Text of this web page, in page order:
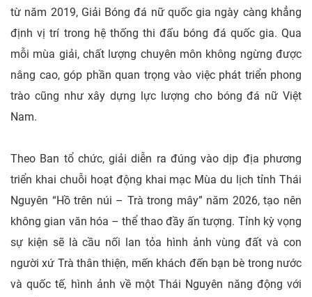
từ năm 2019, Giải Bóng đá nữ quốc gia ngày càng khẳng
định vị trí trong hệ thống thi đấu bóng đá quốc gia. Qua
mỗi mùa giải, chất lượng chuyên môn không ngừng được
nâng cao, góp phần quan trọng vào việc phát triển phong
trào cũng như xây dựng lực lượng cho bóng đá nữ Việt
Nam.
Theo Ban tổ chức, giải diễn ra đúng vào dịp địa phương
triển khai chuỗi hoạt động khai mạc Mùa du lịch tỉnh Thái
Nguyên “Hồ trên núi – Trà trong mây” năm 2026, tạo nên
không gian văn hóa – thể thao đầy ấn tượng. Tỉnh kỳ vọng
sự kiện sẽ là cầu nối lan tỏa hình ảnh vùng đất và con
người xứ Trà thân thiện, mến khách đến bạn bè trong nước
và quốc tế, hình ảnh về một Thái Nguyên năng động với